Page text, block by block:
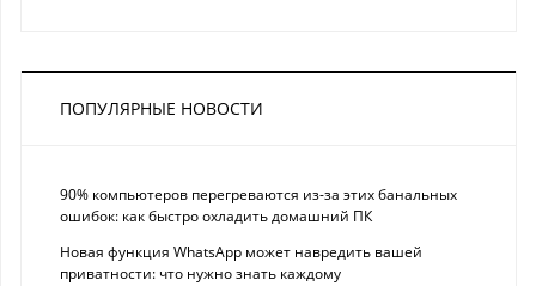
ПОПУЛЯРНЫЕ НОВОСТИ
90% компьютеров перегреваются из-за этих банальных
ошибок: как быстро охладить домашний ПК
Новая функция WhatsApp может навредить вашей
приватности: что нужно знать каждому